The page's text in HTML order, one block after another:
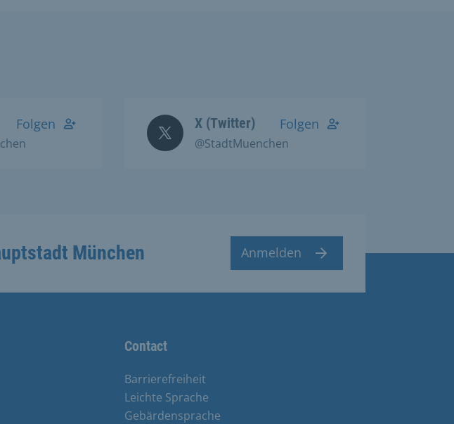
Folgen X (Twitter)
@StadtMuenchen
Folgen
München Anmelden
Contact
Barrierefreiheit
Leichte Sprache
Gebärdensprache